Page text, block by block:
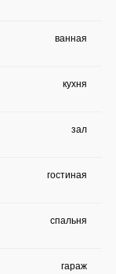
ванная
кухня
зал
гостиная
спальня
гараж